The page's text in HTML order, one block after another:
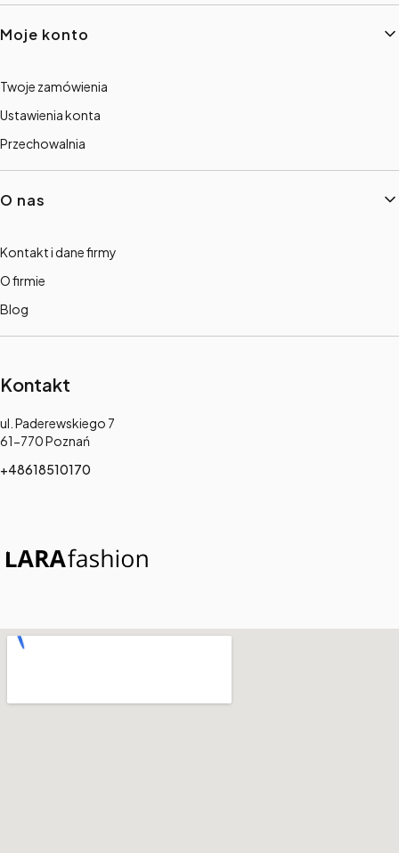
Moje konto
Twoje zamówienia
Ustawienia konta
Przechowalnia
O nas
Kontakt i dane firmy
O firmie
Blog
Kontakt
Adres:
ul. Paderewskiego 7
61-770 Poznań
+48618510170